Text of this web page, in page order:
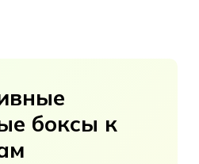
боксы к